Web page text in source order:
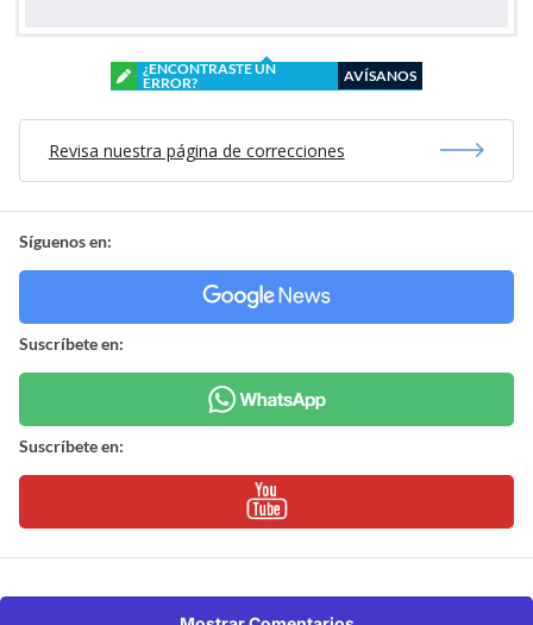
¿ENCONTRASTE UN
ERROR?
AVÍSANOS
Revisa nuestra página de correcciones
Síguenos en:
Suscríbete en:
Suscríbete en: